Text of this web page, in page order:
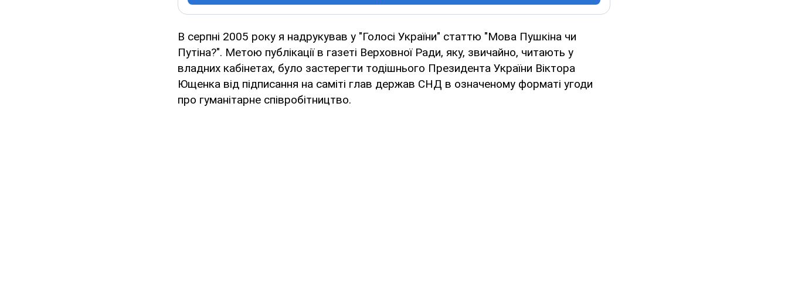
В серпні 2005 року я надрукував у "Голосі України" статтю "Мова Пушкіна чи
Путіна?". Метою публікації в газеті Верховної Ради, яку, звичайно, читають у
владних кабінетах, було застерегти тодішнього Президента України Віктора
Ющенка від підписання на саміті глав держав СНД в означеному форматі угоди
про гуманітарне співробітництво.